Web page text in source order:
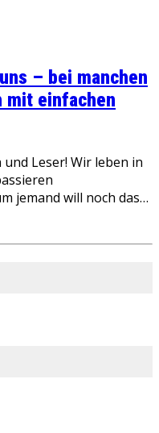
– bei manchen
mit einfachen
Leser! Wir leben in
jemand will noch das…